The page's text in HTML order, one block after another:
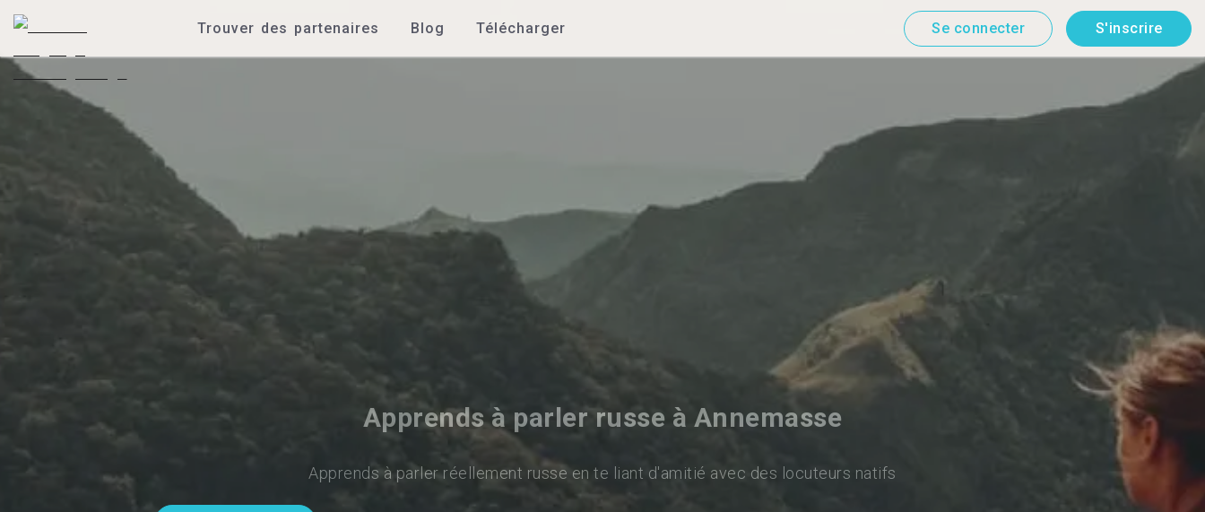
Trouver des partenaires Blog Télécharger Se connecter S'inscrire
Apprends à parler russe à Annemasse
Apprends à parler réellement russe en te liant d'amitié avec des locuteurs natifs